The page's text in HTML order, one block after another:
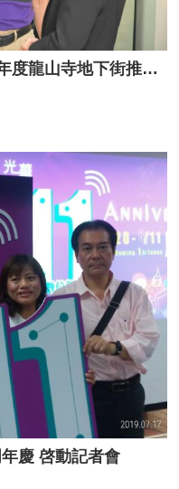
1080821局長與媒體有約-108年度龍山寺地下街推廣活動相片
慶 啓動記者會